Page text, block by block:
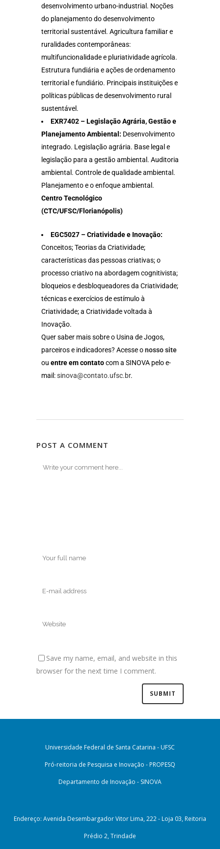
desenvolvimento urbano-industrial. Noções
do planejamento do desenvolvimento
territorial sustentável. Agricultura familiar e
ruralidades contemporâneas:
multifuncionalidade e pluriatividade agrícola.
Estrutura fundiária e ações de ordenamento
territorial e fundiário. Principais instituições e
políticas públicas de desenvolvimento rural
sustentável.
EXR7402 – Legislação Agrária, Gestão e
Planejamento Ambiental: Desenvolvimento
integrado. Legislação agrária. Base legal e
legislação para a gestão ambiental. Auditoria
ambiental. Controle de qualidade ambiental.
Planejamento e o enfoque ambiental.
Centro Tecnológico
(CTC/UFSC/Florianópolis)
EGC5027 – Criatividade e Inovação:
Conceitos; Teorias da Criatividade;
características das pessoas criativas; o
processo criativo na abordagem cognitivista;
bloqueios e desbloqueadores da Criatividade;
técnicas e exercícios de estímulo à
Criatividade; a Criatividade voltada à
Inovação.
Quer saber mais sobre o Usina de Jogos,
parceiros e indicadores? Acesse onosso site
ou entre em contatocom a SINOVA pelo e-
mail:sinova@contato.ufsc.br.
POST A COMMENT
Save my name, email, and website in this
browser for the next time I comment.
Universidade Federal de Santa Catarina - UFSC
Pró-reitoria de Pesquisa e Inovação - PROPESQ
Departamento de Inovação - SINOVA
Endereço: Avenida Desembargador Vitor Lima, 222 - Loja 03, Reitoria
Prédio 2, Trindade